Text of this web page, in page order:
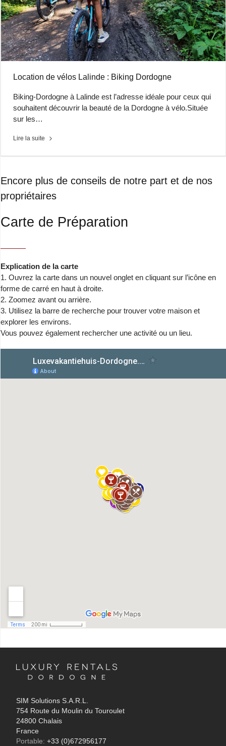
Location de vélos Lalinde : Biking Dordogne
Biking-Dordogne à Lalinde est l’adresse idéale pour ceux qui
souhaitent découvrir la beauté de la Dordogne à vélo.Située
sur les…
Lire la suite
Encore plus de conseils de notre part et de nos
propriétaires
Carte de Préparation
Explication de la carte
1. Ouvrez la carte dans un nouvel onglet en cliquant sur l’icône en
forme de carré en haut à droite.
2. Zoomez avant ou arrière.
3. Utilisez la barre de recherche pour trouver votre maison et
explorer les environs.
Vous pouvez également rechercher une activité ou un lieu.
SIM Solutions S.A.R.L.
754 Route du Moulin du Touroulet
24800 Chalais
France
Portable: +33 (0)672956177